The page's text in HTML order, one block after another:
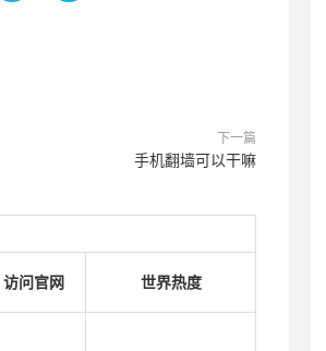
下一篇
手机翻墙可以干嘛
访问官网 世界热度